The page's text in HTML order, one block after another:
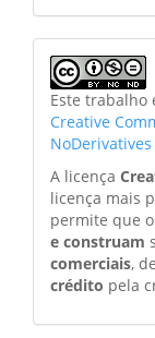
Este trabalho
Creative
A licença
licença mais
permite que
e construam
comerciais,
crédito pela